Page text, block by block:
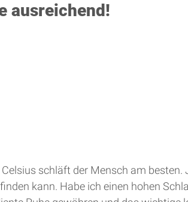
ausreichend!
Celsius schläft der Mensch am
kann. Habe ich einen hohen